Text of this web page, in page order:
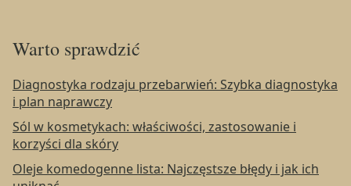
Warto sprawdzić
Diagnostyka rodzaju przebarwień: Szybka diagnostyka
i plan naprawczy
Sól w kosmetykach: właściwości, zastosowanie i
korzyści dla skóry
Oleje komedogenne lista: Najczęstsze błędy i jak ich